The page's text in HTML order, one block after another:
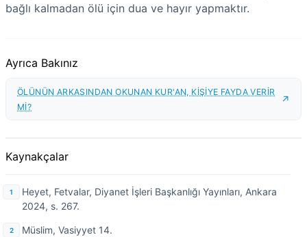
bağlı kalmadan ölü için dua ve hayır yapmaktır.
Ayrıca Bakınız
ÖLÜNÜN ARKASINDAN OKUNAN KUR'AN, KİŞİYE FAYDA VERİR
Mİ?
Kaynakçalar
Heyet, Fetvalar, Diyanet İşleri Başkanlığı Yayınları, Ankara
2024, s. 267.
Müslim, Vasiyyet 14.